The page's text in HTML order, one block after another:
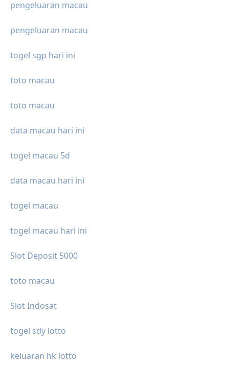
pengeluaran macau
pengeluaran macau
togel sgp hari ini
toto macau
toto macau
data macau hari ini
togel macau 5d
data macau hari ini
togel macau
togel macau hari ini
Slot Deposit 5000
toto macau
Slot Indosat
togel sdy lotto
keluaran hk lotto